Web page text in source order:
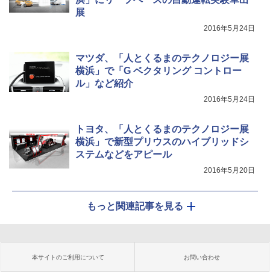
展
2016年5月24日
マツダ、「人とくるまのテクノロジー展
横浜」で「G ベクタリング コントロー
ル」など紹介
2016年5月24日
トヨタ、「人とくるまのテクノロジー展
横浜」で新型プリウスのハイブリッドシ
ステムなどをアピール
2016年5月20日
もっと関連記事を見る
本サイトのご利用について お問い合わせ